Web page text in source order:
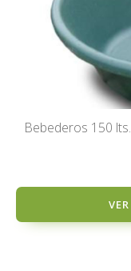
Bebederos 150 lts.